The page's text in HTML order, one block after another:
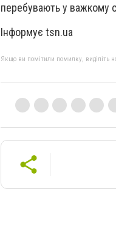
перебувають у важкому
Інформує tsn.ua
Якщо ви помітили помилку, виділіть